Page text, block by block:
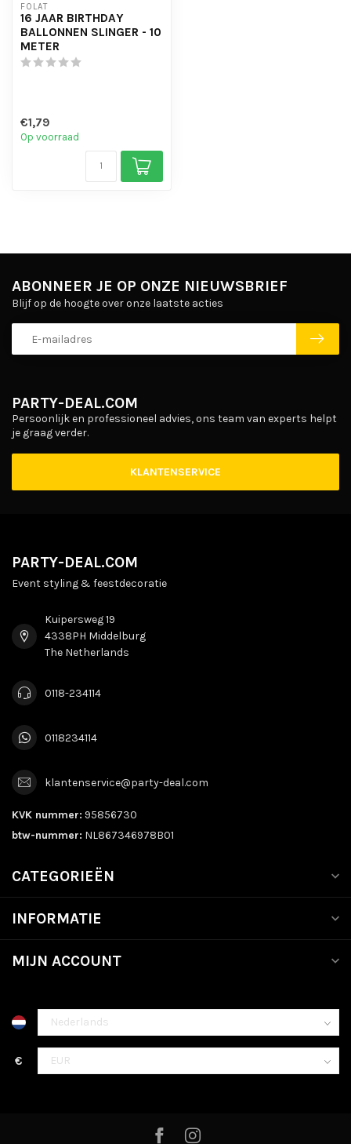
FOLAT
16 JAAR BIRTHDAY
BALLONNEN SLINGER - 10
METER
€1,79
Op voorraad
PARTY-DEAL.COM
Persoonlijk en professioneel advies, ons team van experts helpt
je graag verder.
KLANTENSERVICE
ABONNEER JE OP ONZE NIEUWSBRIEF
Blijf op de hoogte over onze laatste acties
PARTY-DEAL.COM
Event styling & feestdecoratie
Kuipersweg 19
4338PH Middelburg
The Netherlands
0118-234114
0118234114
klantenservice@party-deal.com
KVK nummer: 95856730
btw-nummer: NL867346978B01
CATEGORIEËN
INFORMATIE
MIJN ACCOUNT
€